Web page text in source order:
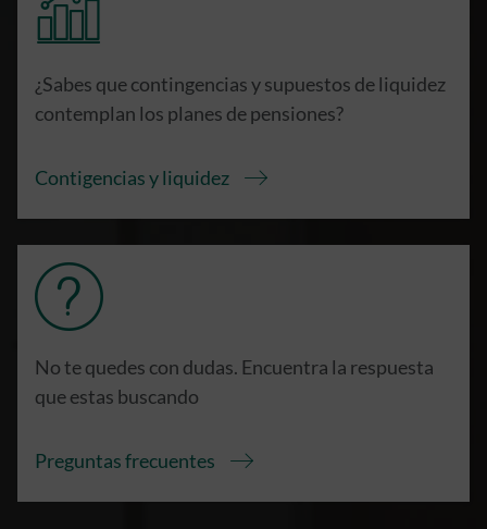
¿Sabes que contingencias y supuestos de liquidez
contemplan los planes de pensiones?
Contigencias y liquidez
No te quedes con dudas. Encuentra la respuesta
que estas buscando
Preguntas frecuentes